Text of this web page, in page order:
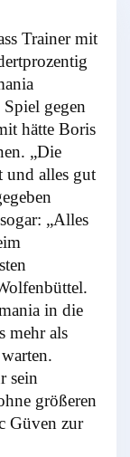
Trainer mit
gegen
hätte Boris
„Die
und alles gut
„Alles
in die
mehr als
sein
größeren
Güven zur